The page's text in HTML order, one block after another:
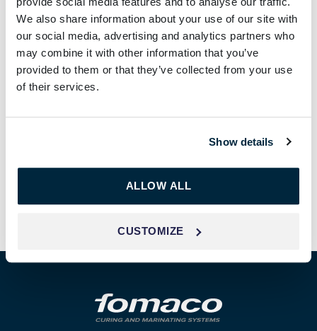
We also share information about your use of our site with
our social media, advertising and analytics partners who
may combine it with other information that you’ve
provided to them or that they’ve collected from your use
of their services.
Show details
ALLOW ALL
CUSTOMIZE
CANTIDAD DE MERCADOS
78
NÚMEROS DE EMPLEADOS
125
PORCENTAJE DE EXPORTACIÓN
90%